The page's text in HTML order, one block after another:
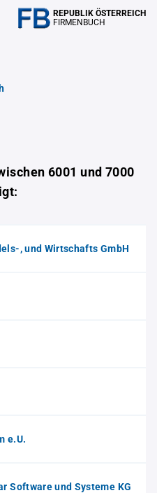
REPUBLIK ÖSTERREICH
FIRMENBUCH
6001 und 7000
, und Wirtschafts GmbH
e.U.
Software und Systeme KG